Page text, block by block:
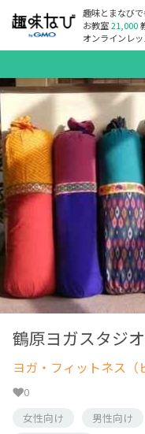
趣味とまなび
お教室21,000
オンラインレ
鶴原ヨガスタジオ
ヨガ・フィットネス（
0
女性向け
男性向け